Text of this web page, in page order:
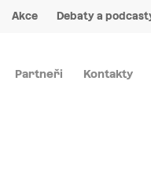
Akce Debaty a
Partneři Kontakty